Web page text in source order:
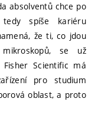
absolventů chce po
spíše kariéru
že ti, co jdou
se už
Scientific má
pro studium
oblast, a proto